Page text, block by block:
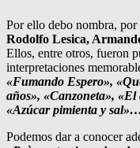
Por ello debo nombra, por
Rodolfo Lesica,
Ellos, entre otros, fueron
interpretaciones
«Fumando Espero»,
años», «Canzoneta»,
«Azúcar pimienta y sal»…
Podemos dar a conocer